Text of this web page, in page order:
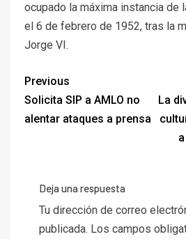
ocupado la máxima instancia de
el 6 de febrero de 1952, tras la
Jorge VI.
Previous
Solicita SIP a AMLO no
alentar ataques a prensa
La
Deja una respuesta
Tu dirección de correo
publicada. Los campos